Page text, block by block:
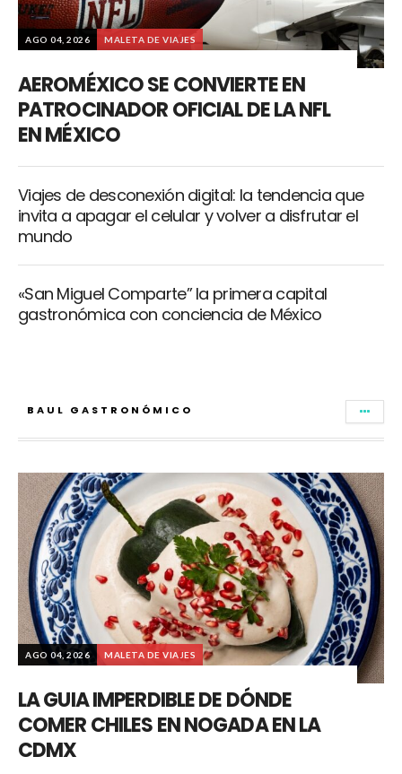
AGO 04, 2026 MALETA DE VIAJES
AEROMÉXICO SE CONVIERTE EN
PATROCINADOR OFICIAL DE LA NFL
EN MÉXICO
Viajes de desconexión digital: la tendencia que
invita a apagar el celular y volver a disfrutar el
mundo
«San Miguel Comparte” la primera capital
gastronómica con conciencia de México
BAUL GASTRONÓMICO
AGO 04, 2026 MALETA DE VIAJES
LA GUIA IMPERDIBLE DE DÓNDE
COMER CHILES EN NOGADA EN LA
CDMX